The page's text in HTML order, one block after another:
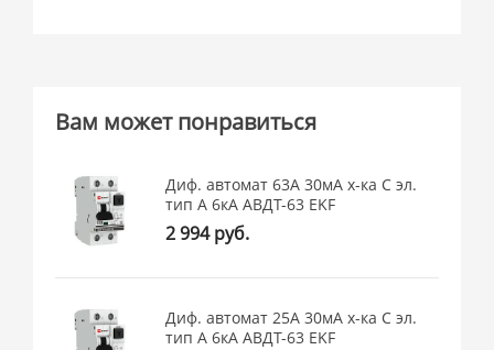
Вам может понравиться
Диф. автомат 63А 30мА х-ка C эл.
тип A 6кА АВДТ-63 EKF
2 994 руб.
Диф. автомат 25А 30мА х-ка C эл.
тип A 6кА АВДТ-63 EKF